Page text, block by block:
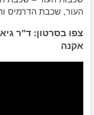
העור, שכבת הדרמיס
צפו בסרטון: ד"ר
אקנה